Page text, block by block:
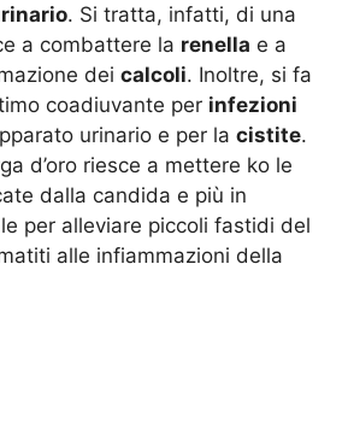
. Si tratta, infatti, di una
a combattere la renella e a
dei calcoli. Inoltre, si fa
coadiuvante per infezioni
urinario e per la cistite.
d’oro riesce a mettere ko le
dalla candida e più in
per alleviare piccoli fastidi del
alle infiammazioni della